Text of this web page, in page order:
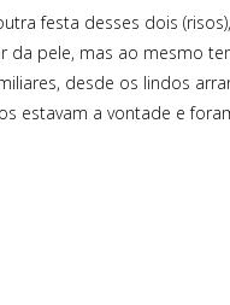
festa desses dois
da pele, mas ao mesmo
desde os lindos
estavam a vontade e